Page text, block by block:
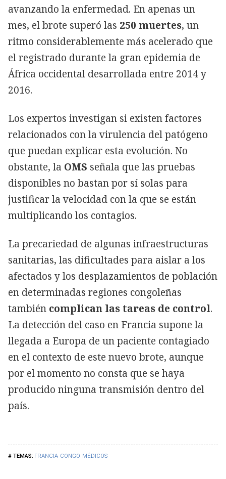
FRANCIA CONGO MÉDICOS
avanzando la enfermedad. En apenas un
mes, el brote superó las 250 muertes, un
ritmo considerablemente más acelerado que
el registrado durante la gran epidemia de
África occidental desarrollada entre 2014 y
2016.
Los expertos investigan si existen factores
relacionados con la virulencia del patógeno
que puedan explicar esta evolución. No
obstante, la OMS señala que las pruebas
disponibles no bastan por sí solas para
justificar la velocidad con la que se están
multiplicando los contagios.
La precariedad de algunas infraestructuras
sanitarias, las dificultades para aislar a los
afectados y los desplazamientos de población
en determinadas regiones congoleñas
también complican las tareas de control.
La detección del caso en Francia supone la
llegada a Europa de un paciente contagiado
en el contexto de este nuevo brote, aunque
por el momento no consta que se haya
producido ninguna transmisión dentro del
país.